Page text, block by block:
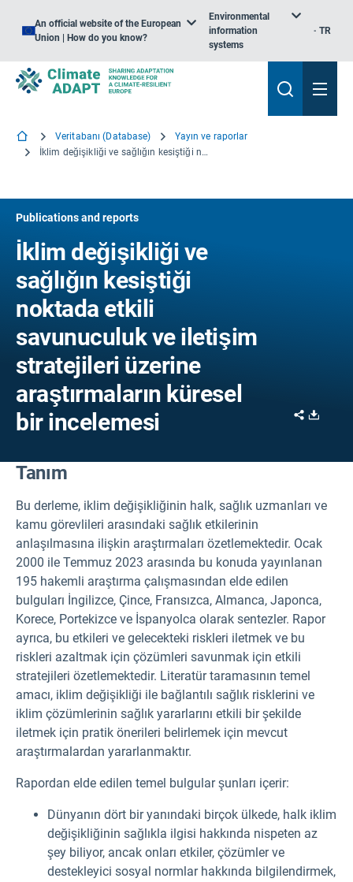
An official website of the European
Union | How do you know?
Environmental
information
systems
TR
Veritabanı (Database)
Yayın ve raporlar
İklim değişikliği ve sağlığın kesiştiği noktada etkili savunuculuk ve iletişim stratejileri üzerine araştırmaların küresel bir incelemesi
Publications and reports
İklim değişikliği ve
sağlığın kesiştiği
noktada etkili
savunuculuk ve iletişim
stratejileri üzerine
araştırmaların küresel
bir incelemesi
Share
Tanım
Bu derleme, iklim değişikliğinin halk, sağlık uzmanları ve
kamu görevlileri arasındaki sağlık etkilerinin
anlaşılmasına ilişkin araştırmaları özetlemektedir. Ocak
2000 ile Temmuz 2023 arasında bu konuda yayınlanan
195 hakemli araştırma çalışmasından elde edilen
bulguları İngilizce, Çince, Fransızca, Almanca, Japonca,
Korece, Portekizce ve İspanyolca olarak sentezler. Rapor
ayrıca, bu etkileri ve gelecekteki riskleri iletmek ve bu
riskleri azaltmak için çözümleri savunmak için etkili
stratejileri özetlemektedir. Literatür taramasının temel
amacı, iklim değişikliği ile bağlantılı sağlık risklerini ve
iklim çözümlerinin sağlık yararlarını etkili bir şekilde
iletmek için pratik önerileri belirlemek için mevcut
araştırmalardan yararlanmaktır.
Rapordan elde edilen temel bulgular şunları içerir:
Dünyanın dört bir yanındaki birçok ülkede, halk iklim
değişikliğinin sağlıkla ilgisi hakkında nispeten az
şey biliyor, ancak onları etkiler, çözümler ve
destekleyici sosyal normlar hakkında bilgilendirmek,